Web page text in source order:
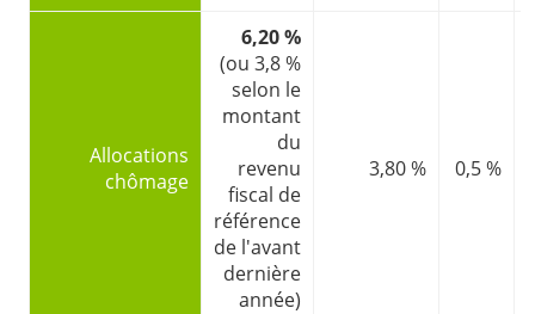
Allocations
chômage
6,20 %
(ou 3,8 %
selon le
montant
du
revenu
fiscal de
référence
de l'avant
dernière
année)
3,80 % 0,5 %